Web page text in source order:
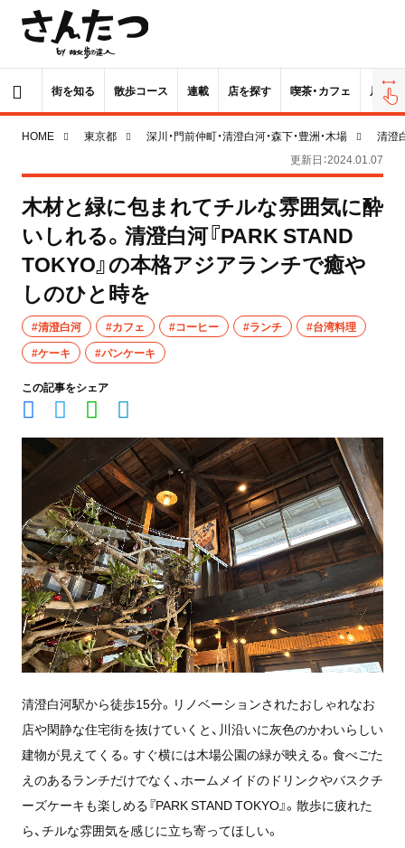
街を知る 散歩コース 連載 店を探す 喫茶・カフェ 居酒屋
HOME 東京都 深川・門前仲町・清澄白河・森下・豊洲・木場
清澄
更新日：2024.01.07
木材と緑に包まれてチルな雰囲気に酔
いしれる。清澄白河『PARK STAND
TOKYO』の本格アジアランチで癒や
しのひと時を
#清澄白河 #カフェ #コーヒー #ランチ
#台湾料理
#ケーキ
#パンケーキ
この記事をシェア
清澄白河駅から徒歩15分。リノベーションされたおしゃれなお
店や閑静な住宅街を抜けていくと、川沿いに灰色のかわいらしい
建物が見えてくる。すぐ横には木場公園の緑が映える。食べごた
えのあるランチだけでなく、ホームメイドのドリンクやバスクチ
ーズケーキも楽しめる『PARK STAND TOKYO』。散歩に疲れた
ら、チルな雰囲気を感じに立ち寄ってほしい。